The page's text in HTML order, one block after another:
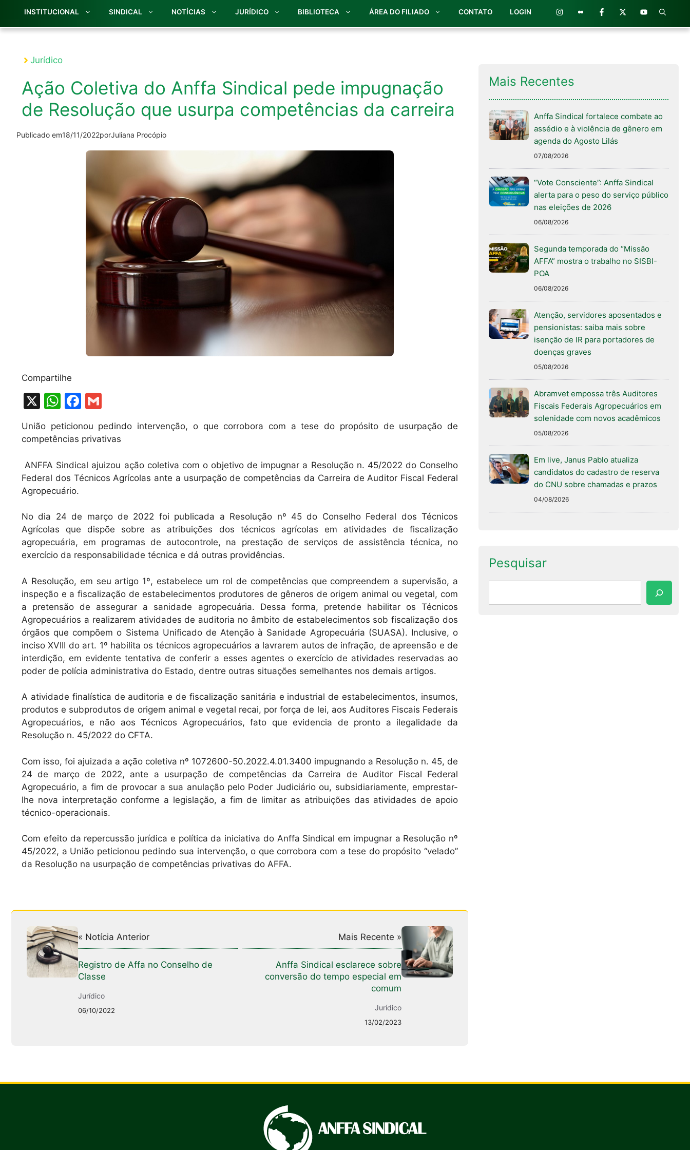
INSTITUCIONAL SINDICAL NOTÍCIAS JURÍDICO BIBLIOTECA ÁREA DO FILIADO CONTATO LOGIN
Jurídico
Ação Coletiva do Anffa Sindical pede impugnação
de Resolução que usurpa competências da carreira
Publicado em18/11/2022porJuliana Procópio
Compartilhe
X
W
h
at
A
p
p
F
c
e
b
o
k
m
ai
União peticionou pedindo intervenção, o que corrobora com a tese do propósito de usurpação de
competências privativas
ANFFA Sindical ajuizou ação coletiva com o objetivo de impugnar a Resolução n. 45/2022 do Conselho
Federal dos Técnicos Agrícolas ante a usurpação de competências da Carreira de Auditor Fiscal Federal
Agropecuário.
No dia 24 de março de 2022 foi publicada a Resolução nº 45 do Conselho Federal dos Técnicos
Agrícolas que dispõe sobre as atribuições dos técnicos agrícolas em atividades de fiscalização
agropecuária, em programas de autocontrole, na prestação de serviços de assistência técnica, no
exercício da responsabilidade técnica e dá outras providências.
A Resolução, em seu artigo 1º, estabelece um rol de competências que compreendem a supervisão, a
inspeção e a fiscalização de estabelecimentos produtores de gêneros de origem animal ou vegetal, com
a pretensão de assegurar a sanidade agropecuária. Dessa forma, pretende habilitar os Técnicos
Agropecuários a realizarem atividades de auditoria no âmbito de estabelecimentos sob fiscalização dos
órgãos que compõem o Sistema Unificado de Atenção à Sanidade Agropecuária (SUASA). Inclusive, o
inciso XVIII do art. 1º habilita os técnicos agropecuários a lavrarem autos de infração, de apreensão e de
interdição, em evidente tentativa de conferir a esses agentes o exercício de atividades reservadas ao
poder de polícia administrativa do Estado, dentre outras situações semelhantes nos demais artigos.
A atividade finalística de auditoria e de fiscalização sanitária e industrial de estabelecimentos, insumos,
produtos e subprodutos de origem animal e vegetal recai, por força de lei, aos Auditores Fiscais Federais
Agropecuários, e não aos Técnicos Agropecuários, fato que evidencia de pronto a ilegalidade da
Resolução n. 45/2022 do CFTA.
Com isso, foi ajuizada a ação coletiva nº 1072600-50.2022.4.01.3400 impugnando a Resolução n. 45, de
24 de março de 2022, ante a usurpação de competências da Carreira de Auditor Fiscal Federal
Agropecuário, a fim de provocar a sua anulação pelo Poder Judiciário ou, subsidiariamente, emprestar-
lhe nova interpretação conforme a legislação, a fim de limitar as atribuições das atividades de apoio
técnico-operacionais.
Com efeito da repercussão jurídica e política da iniciativa do Anffa Sindical em impugnar a Resolução nº
45/2022, a União peticionou pedindo sua intervenção, o que corrobora com a tese do propósito “velado”
da Resolução na usurpação de competências privativas do AFFA.
« Notícia Anterior
Registro de Affa no Conselho de
Classe
Jurídico
06/10/2022
Mais Recente »
Anffa Sindical esclarece sobre
conversão do tempo especial em
comum
Jurídico
13/02/2023
Mais Recentes
Anffa Sindical fortalece combate ao
assédio e à violência de gênero em
agenda do Agosto Lilás
07/08/2026
“Vote Consciente”: Anffa Sindical
alerta para o peso do serviço público
nas eleições de 2026
06/08/2026
Segunda temporada do “Missão
AFFA” mostra o trabalho no SISBI-
POA
06/08/2026
Atenção, servidores aposentados e
pensionistas: saiba mais sobre
isenção de IR para portadores de
doenças graves
05/08/2026
Abramvet empossa três Auditores
Fiscais Federais Agropecuários em
solenidade com novos acadêmicos
05/08/2026
Em live, Janus Pablo atualiza
candidatos do cadastro de reserva
do CNU sobre chamadas e prazos
04/08/2026
Pesquisar